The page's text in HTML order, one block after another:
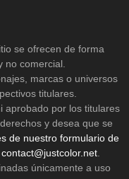
se ofrecen de forma
no comercial.
marcas o universos
titulares.
aprobado por los titulares
y desea que se
de nuestro formulario de
contact@justcolor.net.
únicamente a uso